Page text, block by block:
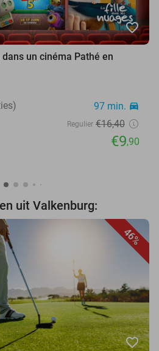
favorite_border
un cinéma Pathé en
97 min. directions_car
Regulier €16,40
€9,90
uit Valkenburg:
46%
favorite_border